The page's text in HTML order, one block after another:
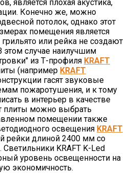
является плохая акустика,
Конечно же, можно
потолок, однако этот
помещения является
или рейка не создают
этом случае наилучшим
из Т-профиля KRAFT
(например KRAFT
гасят звуковые
пожаротушения, и к тому
в интерьер в качестве
плиты можно выбрать
помещении также
освещения KRAFT
рейки длиной 2400 мм со
KRAFT K-Led
уровень освещенности на
экономичность.